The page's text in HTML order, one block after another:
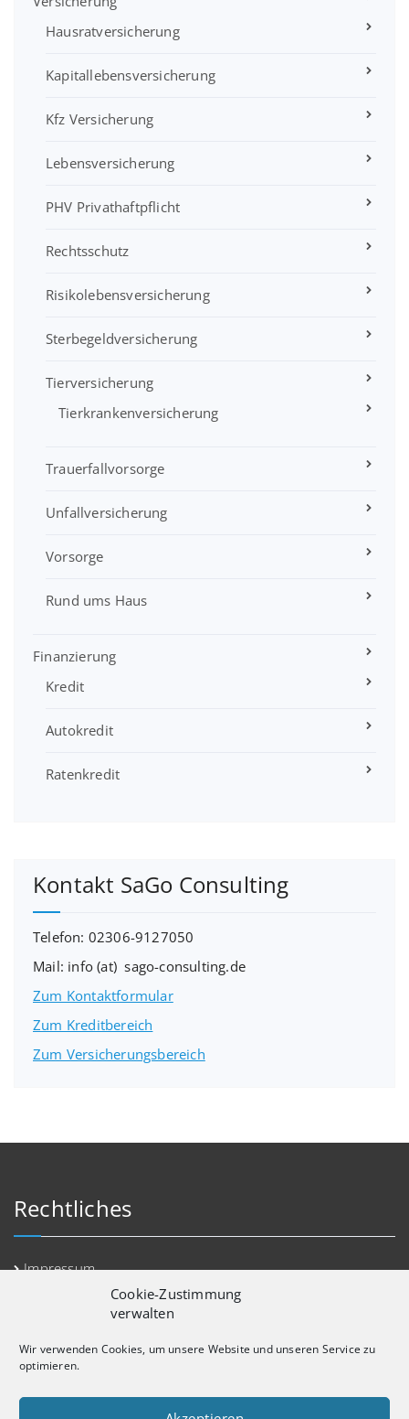
Cookie-Zustimmung
verwalten
Wir verwenden Cookies, um unsere Website und unseren Service zu
optimieren.
Hausratversicherung
Kapitallebensversicherung
Kfz Versicherung
Lebensversicherung
PHV Privathaftpflicht
Rechtsschutz
Risikolebensversicherung
Sterbegeldversicherung
Tierversicherung
Tierkrankenversicherung
Trauerfallvorsorge
Unfallversicherung
Vorsorge
Rund ums Haus
Finanzierung
Kredit
Autokredit
Ratenkredit
Kontakt SaGo Consulting
Telefon: 02306-9127050
Mail: info (at) sago-consulting.de
Zum Kontaktformular
Zum Kreditbereich
Zum Versicherungsbereich
Rechtliches
Impressum
Kontakt